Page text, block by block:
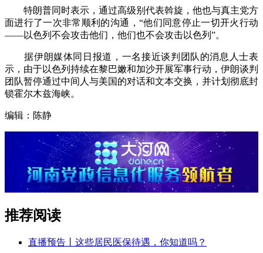
特朗普同时表示，通过高级别代表斡旋，他也与真主党方
面进行了一次非常顺利的沟通，“他们同意停止一切开火行动
——以色列不会攻击他们，他们也不会攻击以色列”。
据伊朗媒体同日报道，一名接近谈判团队的消息人士表
示，由于以色列持续在黎巴嫩和加沙开展军事行动，伊朗谈判
团队暂停通过中间人与美国的对话和文本交换，并计划彻底封
锁霍尔木兹海峡。
编辑：陈静
推荐阅读
直播预告丨这些居民医保待遇，你知道吗？